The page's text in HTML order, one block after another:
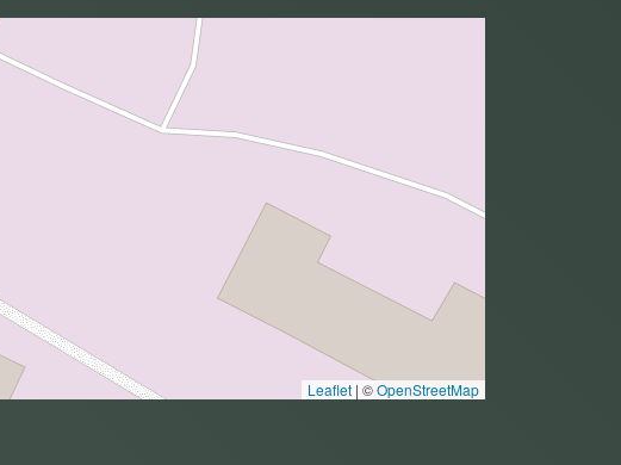
Leaflet | ©OpenStreetMap